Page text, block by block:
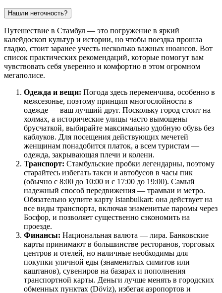
Нашли неточность?
Путешествие в Стамбул — это погружение в яркий
калейдоскоп культур и истории, но чтобы поездка прошла
гладко, стоит заранее учесть несколько важных нюансов. Вот
список практических рекомендаций, которые помогут вам
чувствовать себя уверенно и комфортно в этом огромном
мегаполисе.
Одежда и вещи: Погода здесь переменчива, особенно в
межсезонье, поэтому принцип многослойности в
одежде — ваш лучший друг. Поскольку город стоит на
холмах, а исторические улицы часто вымощены
брусчаткой, выбирайте максимально удобную обувь без
каблуков. Для посещения действующих мечетей
женщинам понадобится платок, а всем туристам —
одежда, закрывающая плечи и колени.
Транспорт: Стамбульские пробки легендарны, поэтому
старайтесь избегать такси и автобусов в часы пик
(обычно с 8:00 до 10:00 и с 17:00 до 19:00). Самый
надежный способ передвижения — трамваи и метро.
Обязательно купите карту Istanbulkart: она действует на
все виды транспорта, включая знаменитые паромы через
Босфор, и позволяет существенно сэкономить на
проезде.
Финансы: Национальная валюта — лира. Банковские
карты принимают в большинстве ресторанов, торговых
центров и отелей, но наличные необходимы для
покупки уличной еды (знаменитых симитов или
каштанов), сувениров на базарах и пополнения
транспортной карты. Деньги лучше менять в городских
обменных пунктах (Döviz), избегая аэропортов и